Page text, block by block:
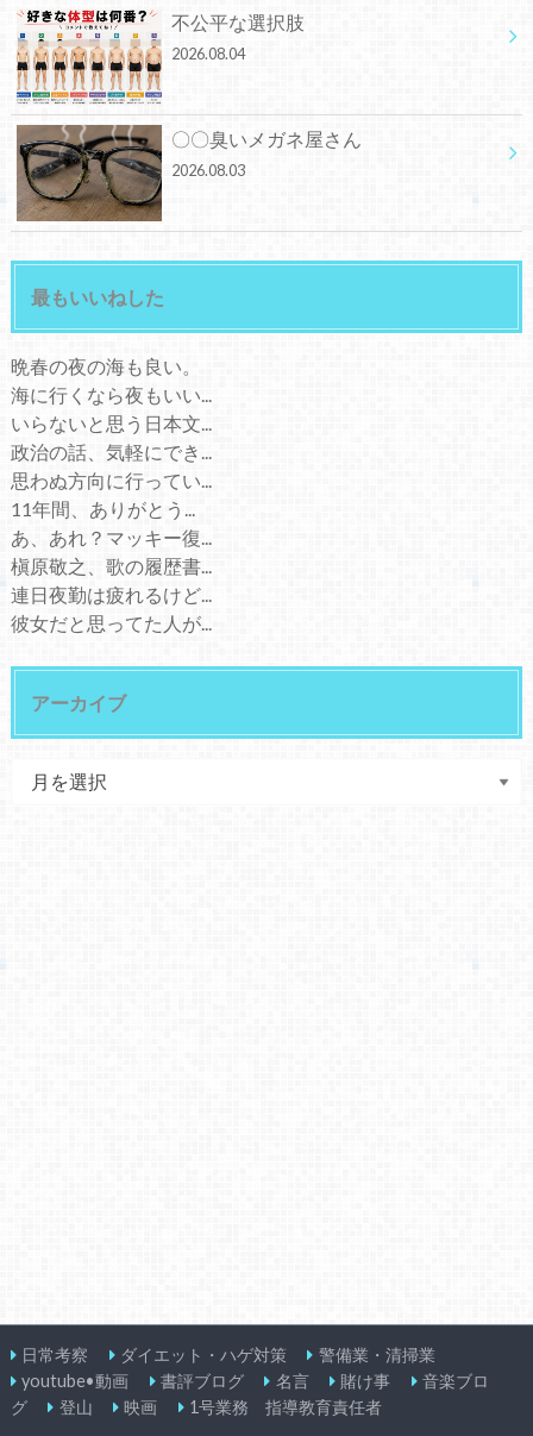
不公平な選択肢
2026.08.04
〇〇臭いメガネ屋さん
2026.08.03
最もいいねした
晩春の夜の海も良い。
海に行くなら夜もいい...
いらないと思う日本文...
政治の話、気軽にでき...
思わぬ方向に行ってい...
11年間、ありがとう...
あ、あれ？マッキー復...
槇原敬之、歌の履歴書...
連日夜勤は疲れるけど...
彼女だと思ってた人が...
アーカイブ
日常考察 ダイエット・ハゲ対策
警備業・清掃業
youtube•動画
書評ブログ 名言 賭け事
音楽ブロ
グ
登山 映画 1号業務 指導教育責任者